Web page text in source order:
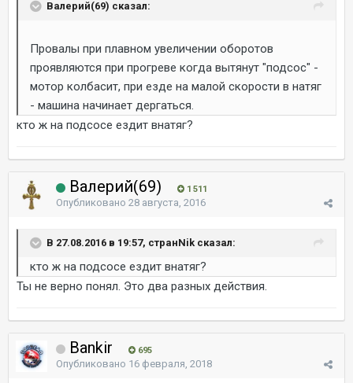
Валерий(69) сказал:
Провалы при плавном увеличении оборотов
проявляются при прогреве когда вытянут "подсос" -
мотор колбасит, при езде на малой скорости в натяг
- машина начинает дергаться.
кто ж на подсосе ездит внатяг?
Валерий(69) 1 511
Опубликовано 28 августа, 2016
В 27.08.2016 в 19:57, странNik сказал:
кто ж на подсосе ездит внатяг?
Ты не верно понял. Это два разных действия.
Bankir 695
Опубликовано 16 февраля, 2018